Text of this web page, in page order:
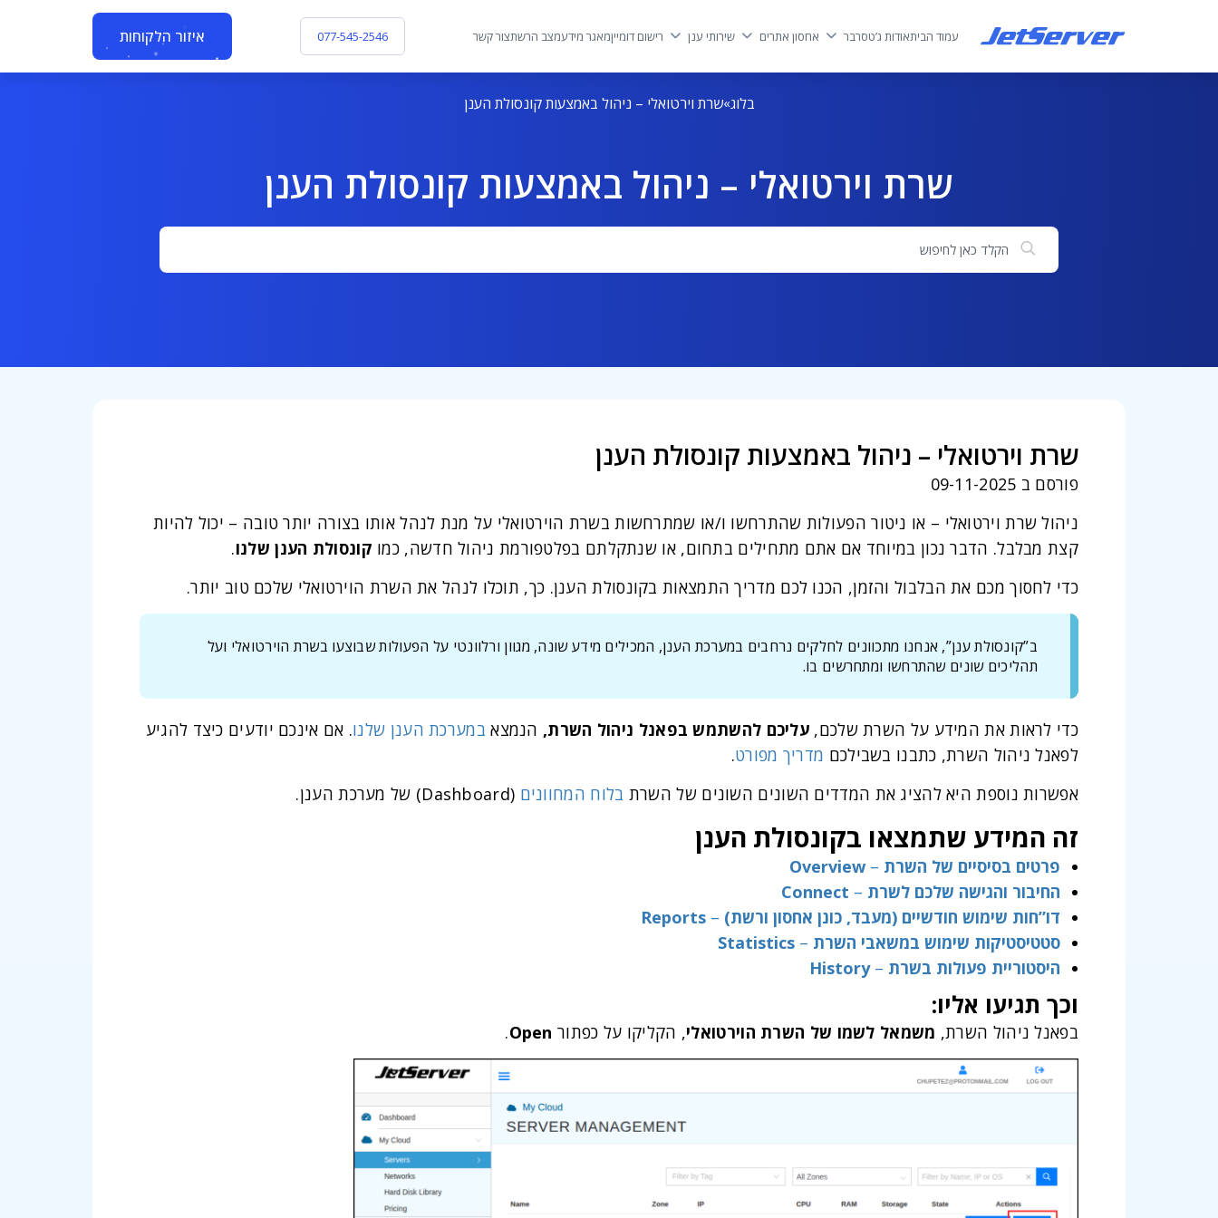
עמוד הביתאודות ג’טסרבר אחסון אתרים שירותי ענן רישום דומייןמאגר מידעמצב הרשתצור קשר 077-545-2546 איזור הלקוחות
בלוג שרת וירטואלי – ניהול באמצעות קונסולת הענן
שרת וירטואלי – ניהול באמצעות קונסולת הענן
חיפוש
שרת וירטואלי – ניהול באמצעות קונסולת הענן
פורסם ב 09-11-2025
ניהול שרת וירטואלי – או ניטור הפעולות שהתרחשו ו/או שמתרחשות בשרת הוירטואלי על מנת לנהל אותו בצורה יותר טובה – יכול להיות
קצת מבלבל. הדבר נכון במיוחד אם אתם מתחילים בתחום, או שנתקלתם בפלטפורמת ניהול חדשה, כמו קונסולת הענן שלנו.
כדי לחסוך מכם את הבלבול והזמן, הכנו לכם מדריך התמצאות בקונסולת הענן. כך, תוכלו לנהל את השרת הוירטואלי שלכם טוב יותר.
ב”קונסולת ענן”, אנחנו מתכוונים לחלקים נרחבים במערכת הענן, המכילים מידע שונה, מגוון ורלוונטי על הפעולות שבוצעו בשרת הוירטואלי ועל
תהליכים שונים שהתרחשו ומתחרשים בו.
כדי לראות את המידע על השרת שלכם, עליכם להשתמש בפאנל ניהול השרת, הנמצא במערכת הענן שלנו. אם אינכם יודעים כיצד להגיע
לפאנל ניהול השרת, כתבנו בשבילכם מדריך מפורט.
אפשרות נוספת היא להציג את המדדים השונים השונים של השרת בלוח המחוונים (Dashboard) של מערכת הענן.
זה המידע שתמצאו בקונסולת הענן
פרטים בסיסיים של השרת –
Overview
החיבור והגישה שלכם לשרת –
Connect
דו”חות שימוש חודשיים (מעבד, כונן אחסון ורשת) –
Reports
סטטיסטיקות שימוש במשאבי השרת –
Statistics
היסטוריית פעולות בשרת –
History
וכך תגיעו אליו:
בפאנל ניהול השרת, משמאל לשמו של השרת הוירטואלי, הקליקו על כפתור Open
.